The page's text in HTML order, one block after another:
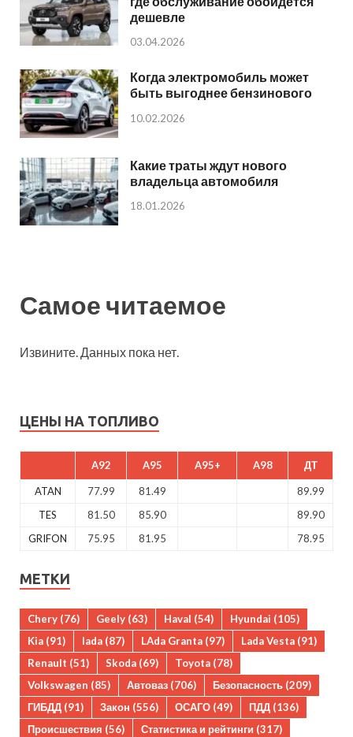
дешевле
03.04.2026
Когда электромобиль может
быть выгоднее бензинового
10.02.2026
Какие траты ждут нового
владельца автомобиля
18.01.2026
Самое читаемое
Извините. Данных пока нет.
ЦЕНЫ НА ТОПЛИВО
A92 A95 A95+ A98 ДТ
ATAN 77.99 81.49
89.99
TES
81.50 85.90
89.90
GRIFON
75.95 81.95 78.95
МЕТКИ
Chery (76) Geely (63) Haval (54) Hyundai (105)
Kia (91) lada (87) LAda Granta (97) Lada Vesta (91)
Renault (51) Skoda (69) Toyota (78)
Volkswagen (85) Автоваз (706) Безопасность (209)
ГИБДД (91) Закон (556) ОСАГО (49) ПДД (136)
Происшествия (56) Статистика и рейтинги (317)